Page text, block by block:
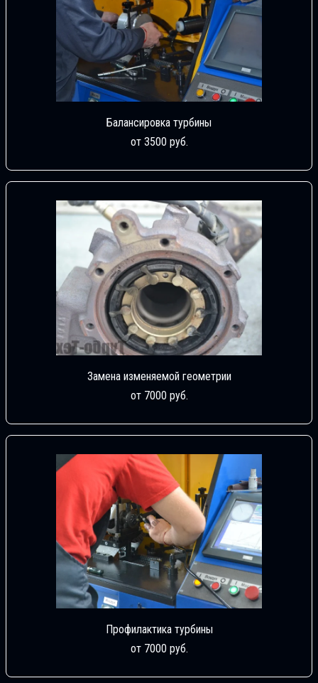
Балансировка турбины
от 3500 руб.
Замена изменяемой геометрии
от 7000 руб.
Профилактика турбины
от 7000 руб.